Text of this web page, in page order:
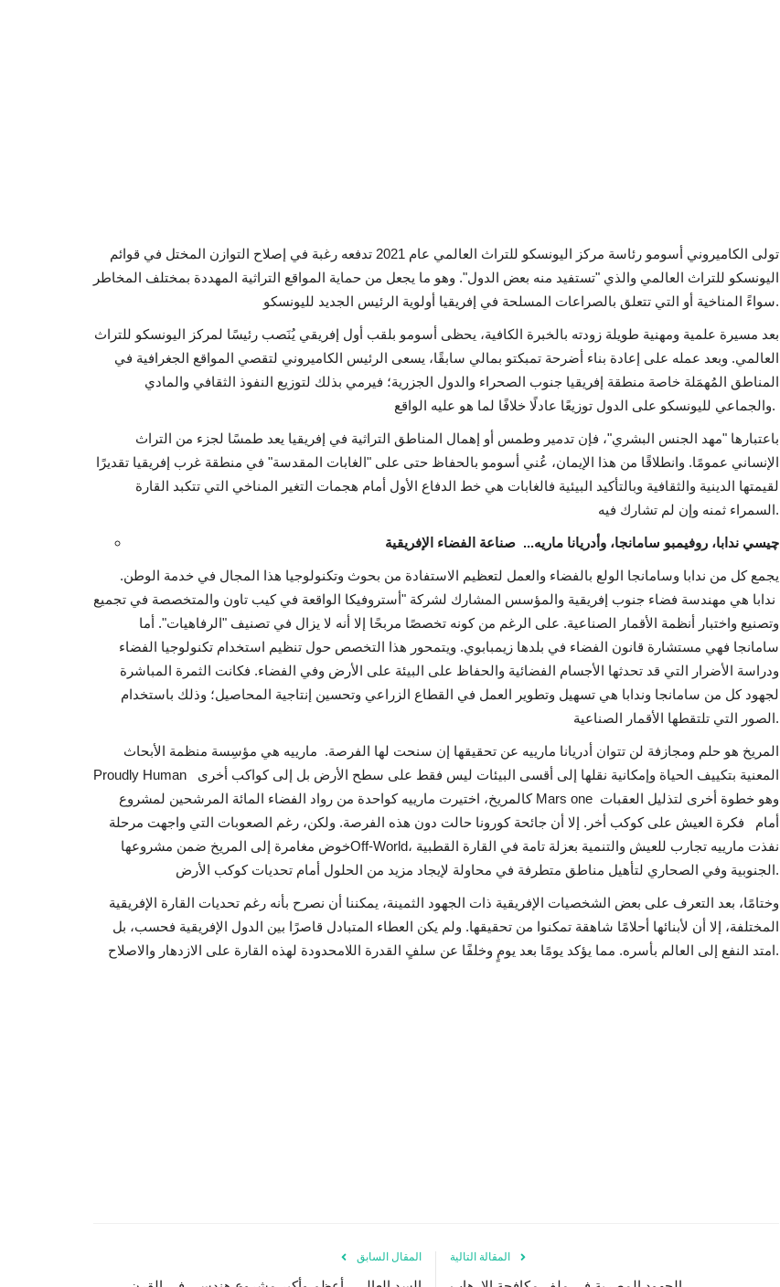
تولى الكاميروني أسومو رئاسة مركز اليونسكو للتراث العالمي عام 2021 تدفعه رغبة في إصلاح التوازن المختل في قوائم
اليونسكو للتراث العالمي والذي "تستفيد منه بعض الدول". وهو ما يجعل من حماية المواقع التراثية المهددة بمختلف المخاطر
سواءً المناخية أو التي تتعلق بالصراعات المسلحة في إفريقيا أولوية الرئيس الجديد لليونسكو.
بعد مسيرة علمية ومهنية طويلة زودته بالخبرة الكافية، يحظى أسومو بلقب أول إفريقي يُنَصب رئيسًا لمركز اليونسكو للتراث
العالمي. وبعد عمله على إعادة بناء أضرحة تمبكتو بمالي سابقًا، يسعى الرئيس الكاميروني لتقصي المواقع الجغرافية في
المناطق المُهمَلة خاصة منطقة إفريقيا جنوب الصحراء والدول الجزرية؛ فيرمي بذلك لتوزيع النفوذ الثقافي والمادي
والجماعي لليونسكو على الدول توزيعًا عادلًا خلافًا لما هو عليه الواقع.
باعتبارها "مهد الجنس البشري"، فإن تدمير وطمس أو إهمال المناطق التراثية في إفريقيا يعد طمسًا لجزء من التراث
الإنساني عمومًا. وانطلاقًا من هذا الإيمان، عُني أسومو بالحفاظ حتى على "الغابات المقدسة" في منطقة غرب إفريقيا تقديرًا
لقيمتها الدينية والثقافية وبالتأكيد البيئية فالغابات هي خط الدفاع الأول أمام هجمات التغير المناخي التي تتكبد القارة
السمراء ثمنه وإن لم تشارك فيه.
چيسي ندابا، روفيمبو سامانجا، وأدريانا ماريه... صناعة الفضاء الإفريقية
يجمع كل من ندابا وسامانجا الولع بالفضاء والعمل لتعظيم الاستفادة من بحوث وتكنولوجيا هذا المجال في خدمة الوطن.
ندابا هي مهندسة فضاء جنوب إفريقية والمؤسس المشارك لشركة "أستروفيكا الواقعة في كيب تاون والمتخصصة في تجميع
وتصنيع واختبار أنظمة الأقمار الصناعية. على الرغم من كونه تخصصًا مربحًا إلا أنه لا يزال في تصنيف "الرفاهيات". أما
سامانجا فهي مستشارة قانون الفضاء في بلدها زيمبابوي. ويتمحور هذا التخصص حول تنظيم استخدام تكنولوجيا الفضاء
ودراسة الأضرار التي قد تحدثها الأجسام الفضائية والحفاظ على البيئة على الأرض وفي الفضاء. فكانت الثمرة المباشرة
لجهود كل من سامانجا وندابا هي تسهيل وتطوير العمل في القطاع الزراعي وتحسين إنتاجية المحاصيل؛ وذلك باستخدام
الصور التي تلتقطها الأقمار الصناعية.
المريخ هو حلم ومجازفة لن تتوان أدريانا مارييه عن تحقيقها إن سنحت لها الفرصة. مارييه هي مؤسِسة منظمة الأبحاث
Proudly Human المعنية بتكييف الحياة وإمكانية نقلها إلى أقسى البيئات ليس فقط على سطح الأرض بل إلى كواكب أخرى
كالمريخ، اختيرت مارييه كواحدة من رواد الفضاء المائة المرشحين لمشروع Mars one وهو خطوة أخرى لتذليل العقبات
أمام فكرة العيش على كوكب أخر. إلا أن جائحة كورونا حالت دون هذه الفرصة. ولكن، رغم الصعوبات التي واجهت مرحلة
خوض مغامرة إلى المريخ ضمن مشروعهاOff-World، نفذت مارييه تجارب للعيش والتنمية بعزلة تامة في القارة القطبية
الجنوبية وفي الصحاري لتأهيل مناطق متطرفة في محاولة لإيجاد مزيد من الحلول أمام تحديات كوكب الأرض.
وختامًا، بعد التعرف على بعض الشخصيات الإفريقية ذات الجهود الثمينة، يمكننا أن نصرح بأنه رغم تحديات القارة الإفريقية
المختلفة، إلا أن لأبنائها أحلامًا شاهقة تمكنوا من تحقيقها. ولم يكن العطاء المتبادل قاصرًا بين الدول الإفريقية فحسب، بل
امتد النفع إلى العالم بأسره. مما يؤكد يومًا بعد يومٍ وخلفًا عن سلفٍ القدرة اللامحدودة لهذه القارة على الازدهار والاصلاح.
المقال السابق المقالة التالية